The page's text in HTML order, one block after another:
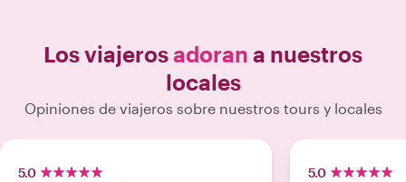
Los viajerosadoran a nuestros
locales
Opiniones de viajeros sobre nuestros tours y locales
5.0 5.0